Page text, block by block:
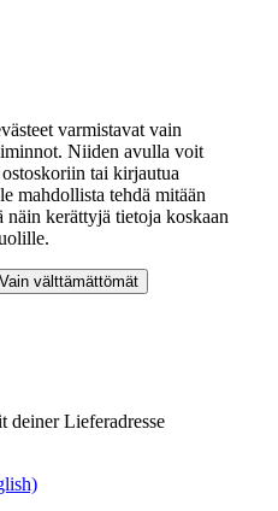
varmistavat vain
Niiden avulla voit
tai kirjautua
mahdollista tehdä mitään
näin kerättyjä tietoja koskaan
Vain välttämättömät
deiner Lieferadresse